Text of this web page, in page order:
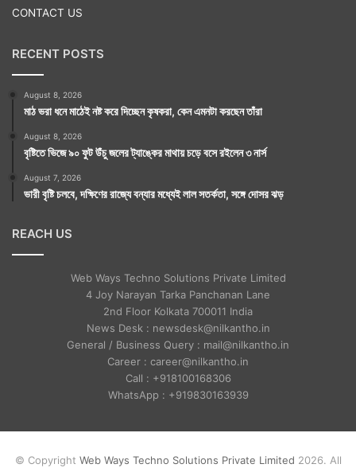
CONTACT US
RECENT POSTS
August 8, 2026
মাঠ ভরা ধনে মাঠেই নষ্ট করে দিচ্ছেন কৃষকরা, কেন এমনটা করছেন তাঁরা
August 8, 2026
বৃষ্টিতে ভিজে ৯০ ফুট উঁচু জলের ট্যাঙ্কের মাথায় চড়ে বসে রইলেন ৩ নার্স
August 7, 2026
ভারী বৃষ্টি চলবে, দক্ষিণের রাজ্যে বন্যার মধ্যেই লাল সতর্কতা, সঙ্গে দোসর ঝড়
REACH US
Web Ways Techno Solutions Private Limited
4 Joy Narayan Tarka Panchanan Lane
2nd Floor Kolkata 700011 India
News Desk : newsdesk@nilkantho.in
General / Business Query : mail@nilkantho.in
Career : career@nilkantho.in
Call : +918100168306
WhatsApp : +919830163939
© Copyright Web Ways Techno Solutions Private Limited 2026. All